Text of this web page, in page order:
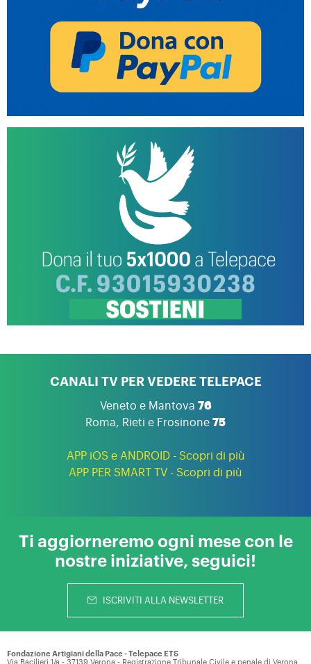
CANALI TV PER VEDERE TELEPACE
Veneto e Mantova 76
Roma, Rieti e Frosinone 75
APP iOS e ANDROID - Scopri di più
APP PER SMART TV - Scopri di più
Ti aggiorneremo ogni mese con le
nostre iniziative, seguici!
ISCRIVITI ALLA NEWSLETTER
Fondazione Artigiani della Pace - Telepace ETS
Via Bacilieri 1/a - 37139 Verona - Registrazione Tribunale Civile e penale di Verona